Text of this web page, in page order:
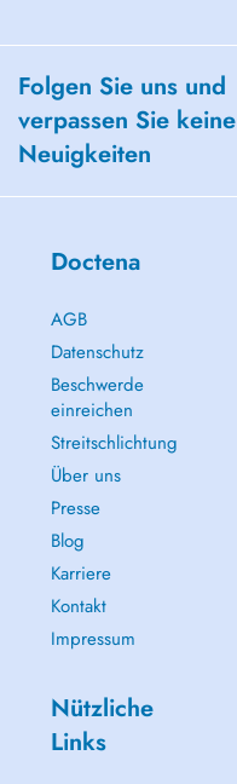
Folgen Sie uns und
verpassen Sie keine
Neuigkeiten
Doctena
AGB
Datenschutz
Beschwerde
einreichen
Streitschlichtung
Über uns
Presse
Blog
Karriere
Kontakt
Impressum
Nützliche
Links